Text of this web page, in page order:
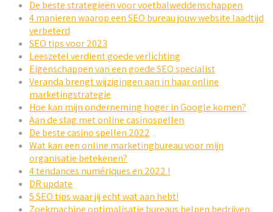
De beste strategieën voor voetbalweddenschappen
4 manieren waarop een SEO bureau jouw website laadtijd
verbeterd
SEO tips voor 2023
Leeszetel verdient goede verlichting
Eigenschappen van een goede SEO specialist
Veranda brengt wijzigingen aan in haar online
marketingstrategie
Hoe kan mijn onderneming hoger in Google komen?
Aan de slag met online casinospellen
De beste casino spellen 2022
Wat kan een online marketingbureau voor mijn
organisatie betekenen?
4 tendances numériques en 2022 !
DR update
5 SEO tips waar jij echt wat aan hebt!
Zoekmachine optimalisatie bureaus helpen bedrijven